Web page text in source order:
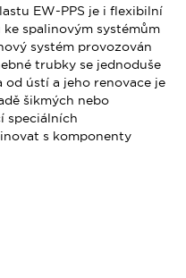
EW-PPS je i flexibilní
spalinovým systémům
systém provozován
trubky se jednoduše
od ústí a jeho renovace je
šikmých nebo
speciálních
s komponenty